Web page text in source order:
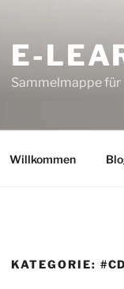
E-
Sammelmappe für
Willkommen
KATEGORIE: